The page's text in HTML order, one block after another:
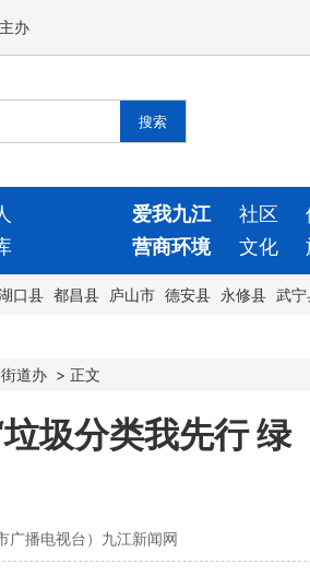
办
爱我九江 社区
营商环境 文化
口县 都昌县 庐山市 德安县 永修县 武宁
道办 > 正文
圾分类我先行 绿
广播电视台）九江新闻网